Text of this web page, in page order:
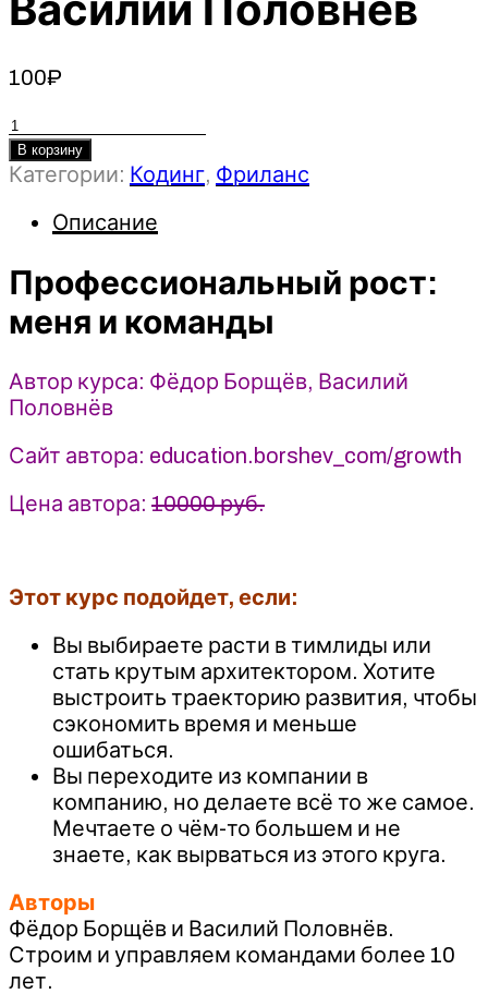
Василий Половнёв
100₽
Количество
товара
Профессиональный
меня
команды
2021
-
Борщёв,
Василий
В корзину
Категории: Кодинг, Фриланс
Описание
Профессиональный рост:
меня и команды
Автор курса: Фёдор Борщёв, Василий
Половнёв
Сайт автора: education.borshev_com/growth
Цена автора: 10000 руб.
Этот курс подойдет, если:
Вы выбираете расти в тимлиды или
стать крутым архитектором. Хотите
выстроить траекторию развития, чтобы
сэкономить время и меньше
ошибаться.
Вы переходите из компании в
компанию, но делаете всё то же самое.
Мечтаете о чём-то большем и не
знаете, как вырваться из этого круга.
Авторы
Фёдор Борщёв и Василий Половнёв.
Строим и управляем командами более 10
лет.